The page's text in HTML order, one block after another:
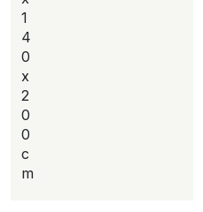
1
4
0
x
2
0
0
c
m